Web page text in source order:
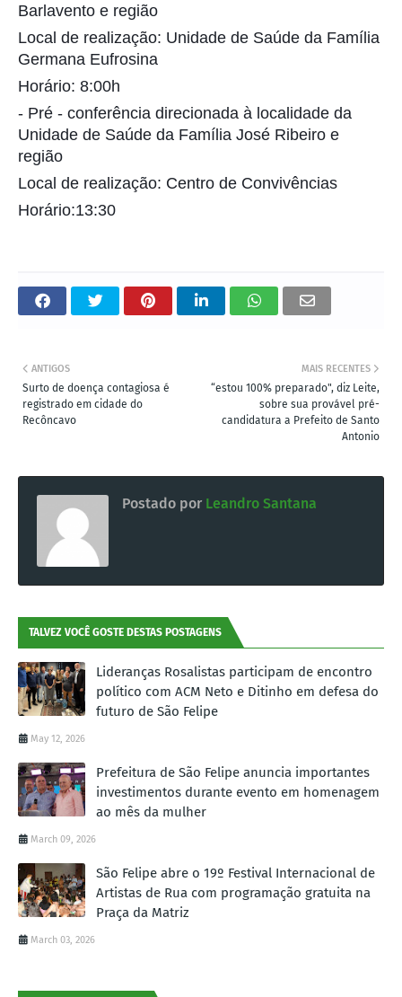
Barlavento e região
Local de realização: Unidade de Saúde da Família
Germana Eufrosina
Horário: 8:00h
- Pré - conferência direcionada à localidade da
Unidade de Saúde da Família José Ribeiro e
região
Local de realização: Centro de Convivências
Horário:13:30
MAIS RECENTES
“estou 100% preparado", diz Leite,
sobre sua provável pré-
candidatura a Prefeito de Santo
Antonio
ANTIGOS
Surto de doença contagiosa é
registrado em cidade do
Recôncavo
Postado por Leandro Santana
TALVEZ VOCÊ GOSTE DESTAS POSTAGENS
Lideranças Rosalistas participam de encontro
político com ACM Neto e Ditinho em defesa do
futuro de São Felipe
May 12, 2026
Prefeitura de São Felipe anuncia importantes
investimentos durante evento em homenagem
ao mês da mulher
March 09, 2026
São Felipe abre o 19º Festival Internacional de
Artistas de Rua com programação gratuita na
Praça da Matriz
March 03, 2026